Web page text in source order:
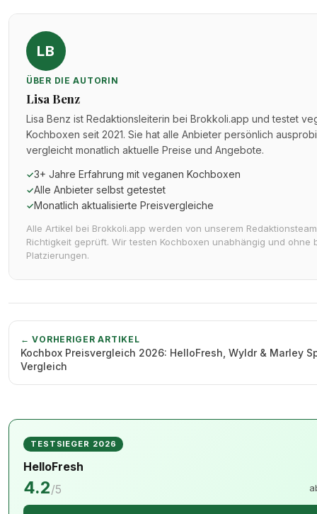
LB
ÜBER DIE AUTORIN
Lisa Benz
Lisa Benz ist Redaktionsleiterin bei Brokkoli.app und testet
Kochboxen seit 2021. Sie hat alle Anbieter persönlich
vergleicht monatlich aktuelle Preise und Angebote.
✓3+ Jahre Erfahrung mit veganen Kochboxen
✓Alle Anbieter selbst getestet
✓Monatlich aktualisierte Preisvergleiche
Alle Artikel bei Brokkoli.app werden von unserem
Richtigkeit geprüft. Wir testen Kochboxen unabhängig und ohne
Platzierungen.
← VORHERIGER ARTIKEL
Kochbox Preisvergleich 2026: HelloFresh, Wyldr & Marley
Vergleich
TESTSIEGER 2026
HelloFresh
4.2/5